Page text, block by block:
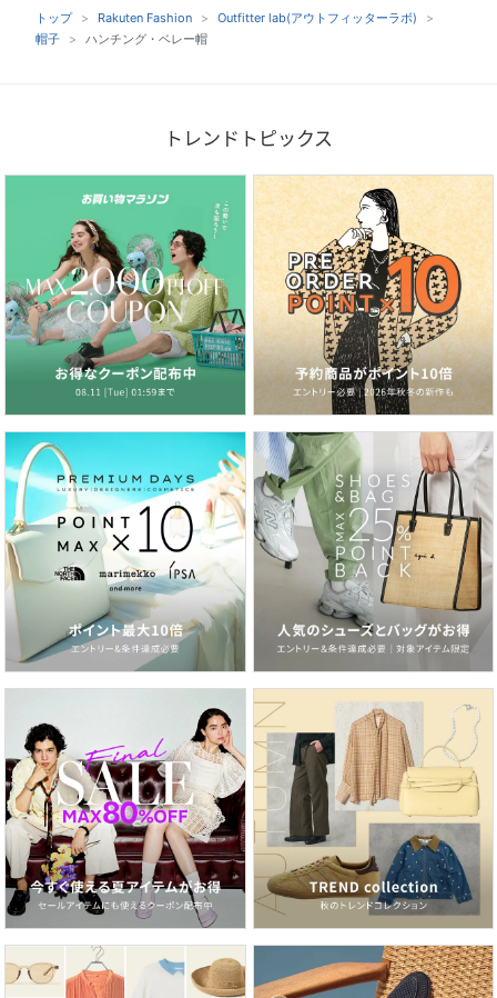
トップ Rakuten Fashion
Outfitter lab(アウトフィッターラボ)
帽子
ハンチング・ベレー帽
トレンドトピックス